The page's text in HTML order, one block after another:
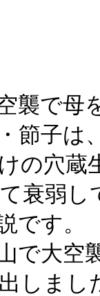
襲で母
節子は
の穴蔵
衰弱
です。
で大空
しまし